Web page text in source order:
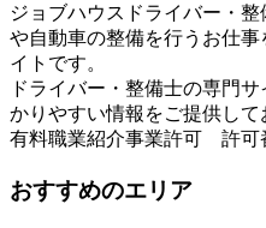
ジョブハウスドライバー・
や自動車の整備を行うお仕
イトです。
ドライバー・整備士の専門
かりやすい情報をご提供して
有料職業紹介事業許可 許可
おすすめのエリア